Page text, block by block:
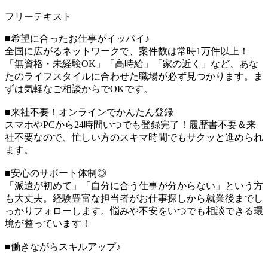
フリーテキスト
■希望に合ったお仕事がイッパイ♪
全国に広がるネットワークで、案件数は常時1万件以上！
「無資格・未経験OK」「高時給」「家の近く」など、あな
たのライフスタイルに合わせた職場が必ず見つかります。ま
ずは気軽なご相談からでOKです。
■来社不要！オンラインでかんたん登録
スマホやPCから24時間いつでも登録完了！履歴書不要＆来
社不要なので、忙しい方のスキマ時間でもサクッと進められ
ます。
■安心のサポート体制◎
「派遣が初めて」「自分に合う仕事が分からない」という方
も大丈夫。経験豊富な担当者がお仕事探しから就業後までし
っかりフォローします。悩みや不安をいつでも相談できる環
境が整っています！
■働きながらスキルアップ♪